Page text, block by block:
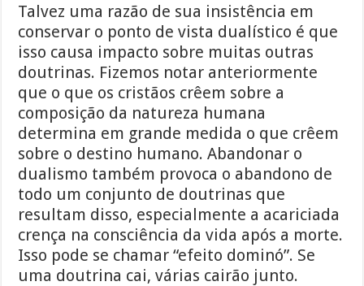
Talvez uma razão de sua insistência em
conservar o ponto de vista dualístico é que
isso causa impacto sobre muitas outras
doutrinas. Fizemos notar anteriormente
que o que os cristãos crêem sobre a
composição da natureza humana
determina em grande medida o que crêem
sobre o destino humano. Abandonar o
dualismo também provoca o abandono de
todo um conjunto de doutrinas que
resultam disso, especialmente a acariciada
crença na consciência da vida após a morte.
Isso pode se chamar “efeito dominó”. Se
uma doutrina cai, várias cairão junto.